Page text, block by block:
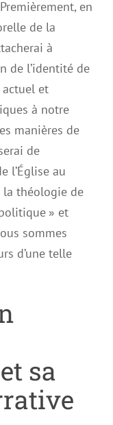
en
de la
à
de l’identité de
actuel et
à notre
manières de
de
l’Église au
théologie de
» et
sommes
d’une telle
sa